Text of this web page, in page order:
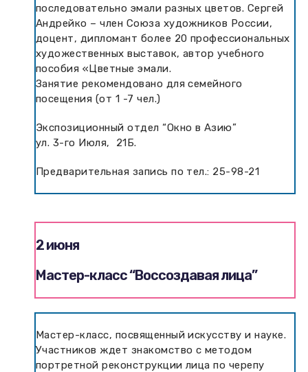
последовательно эмали разных цветов. Сергей
Андрейко – член Союза художников России,
доцент, дипломант более 20 профессиональных
художественных выставок, автор учебного
пособия «Цветные эмали.
Занятие рекомендовано для семейного
посещения (от 1 -7 чел.)
Экспозиционный отдел “Окно в Азию”
ул. 3-го Июля, 21Б.
Предварительная запись по тел.: 25-98-21
2 июня
Мастер-класс “Воссоздавая лица”
Мастер-класс, посвященный искусству и науке.
Участников ждет знакомство с методом
портретной реконструкции лица по черепу